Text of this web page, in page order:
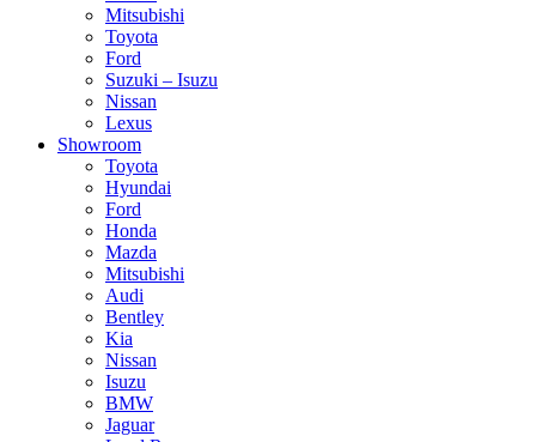
Mitsubishi
Toyota
Ford
Suzuki – Isuzu
Nissan
Lexus
Showroom
Toyota
Hyundai
Ford
Honda
Mazda
Mitsubishi
Audi
Bentley
Kia
Nissan
Isuzu
BMW
Jaguar